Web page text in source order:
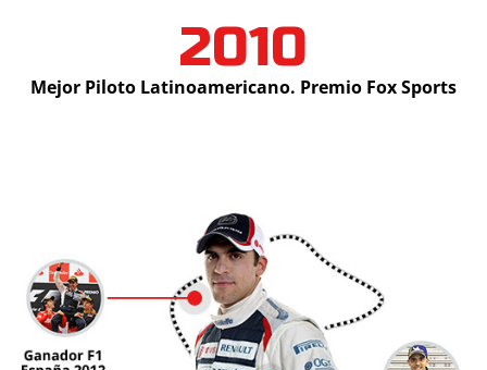
Mejor Piloto Latinoamericano. Premio Fox Sports
2010